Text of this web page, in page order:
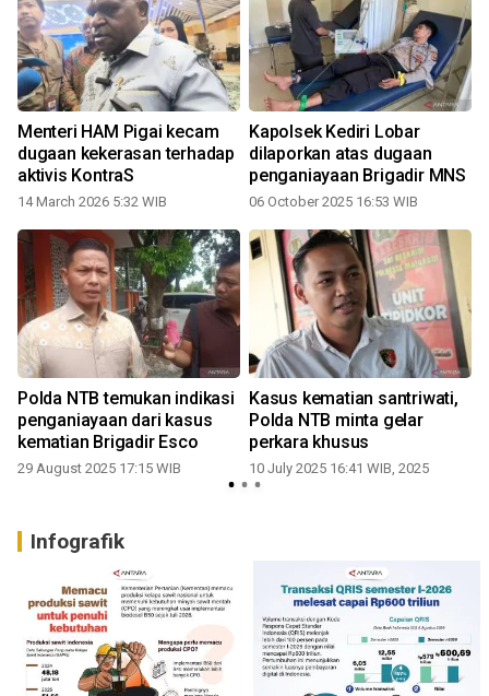
Menteri HAM Pigai kecam
dugaan kekerasan terhadap
aktivis KontraS
14 March 2026 5:32 WIB
Kapolsek Kediri Lobar
dilaporkan atas dugaan
penganiayaan Brigadir MNS
06 October 2025 16:53 WIB
Polda NTB temukan indikasi
penganiayaan dari kasus
kematian Brigadir Esco
29 August 2025 17:15 WIB
Kasus kematian santriwati,
Polda NTB minta gelar
perkara khusus
10 July 2025 16:41 WIB, 2025
Infografik